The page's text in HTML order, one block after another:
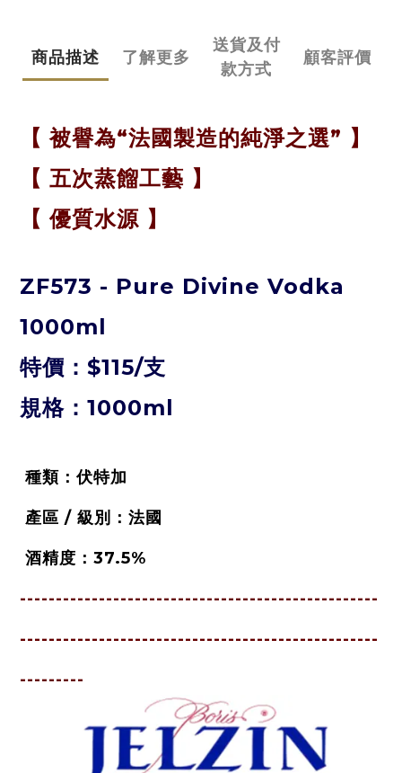
商品描述 了解更多
送貨及付
款方式
顧客評價
【被譽為“法國製造的純淨之選” 】
【 五次蒸餾工藝 】
【 優質水源 】
ZF573 - Pure Divine Vodka
1000ml
特價： $115/支
規格：1000ml
種類： 伏特加
產區 / 級別： 法國
酒精度： 37.5%
--------------------------------------------------
--------------------------------------------------
---------